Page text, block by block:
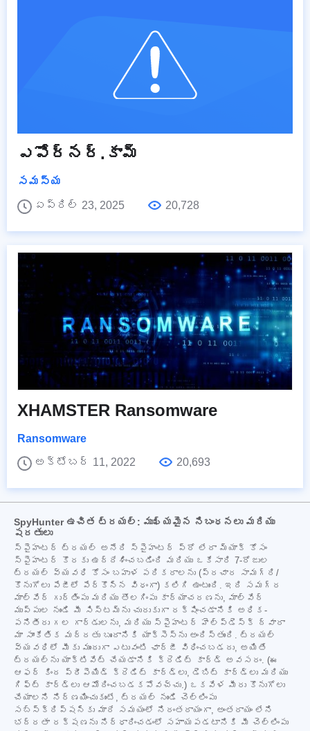
ఎపోర్నర్.కామ్
సమస్య
ఏప్రిల్ 23, 2025
20,728
XHAMSTER Ransomware
Ransomware
అక్టోబర్ 11, 2022
20,693
SpyHunter ఉచిత ట్రయల్: ముఖ్యమైన నిబంధనలు మరియు
షరతులు
స్పైహంటర్ ట్రయల్ అనేది స్పైహంటర్ ప్రో లేదా మ్యాక్ కోసం
స్పైహంటర్ కొరకు ఉద్దేశించబడింది మరియు ఒకేసారి 7-రోజుల
ట్రయల్ వ్యవధి కోసం బహుళ పరికరాలను (ప్రచార సామగ్రి/
కొనుగోలు పేజీలో పేర్కొన్న విధంగా) కలిగి ఉంటుంది. ఇది సమగ్ర
మాల్వేర్ గుర్తింపు మరియు తొలగింపు కార్యాచరణను, మాల్వేర్
ముప్పుల నుండి మీ సిస్టమ్‌ను చురుకుగా రక్షించడానికి అధిక-
పనితీరు గల గార్డులను, మరియు స్పైహంటర్ హెల్ప్‌డెస్క్ ద్వారా
మా సాంకేతిక మద్దతు బృందానికి యాక్సెస్‌ను అందిస్తుంది. ట్రయల్
వ్యవధిలో మీకు ముందుగా ఎటువంటి ఛార్జీ విధించబడదు, అయితే
ట్రయల్‌ను యాక్టివేట్ చేయడానికి క్రెడిట్ కార్డ్ అవసరం. (ఈ
ఆఫర్ కింద ప్రీపెయిడ్ క్రెడిట్ కార్డ్‌లు, డెబిట్ కార్డ్‌లు మరియు
గిఫ్ట్ కార్డ్‌లు ఆమోదించబడకపోవచ్చు.) ఒకవేళ మీరు కొనుగోలు
చేయాలని నిర్ణయించుకుంటే, ట్రయల్ నుండి చెల్లింపు
సబ్‌స్క్రిప్షన్‌కు మారే సమయంలో నిరంతరాయంగా, అంతరాయం లేని
భద్రతా రక్షణను నిర్ధారించడంలో సహాయపడటానికి మీ చెల్లింపు